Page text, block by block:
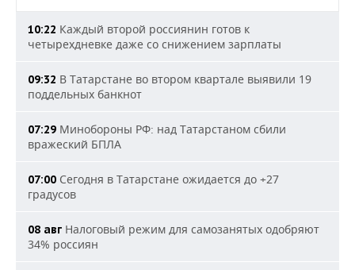
10:22 Каждый второй россиянин готов к
четырехдневке даже со снижением зарплаты
09:32 В Татарстане во втором квартале выявили 19
поддельных банкнот
07:29 Минобороны РФ: над Татарстаном сбили
вражеский БПЛА
07:00 Сегодня в Татарстане ожидается до +27
градусов
08 авг Налоговый режим для самозанятых одобряют
34% россиян